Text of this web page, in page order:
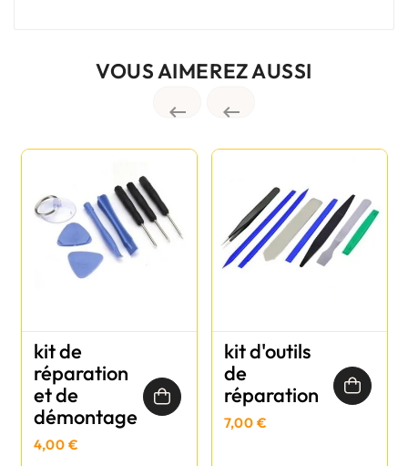
VOUS AIMEREZ AUSSI
 
kit de
réparation
et de
démontage
4,00 €
kit d'outils
de
réparation
7,00 €